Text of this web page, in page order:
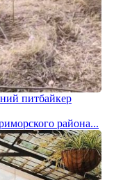
питбайкер
района...